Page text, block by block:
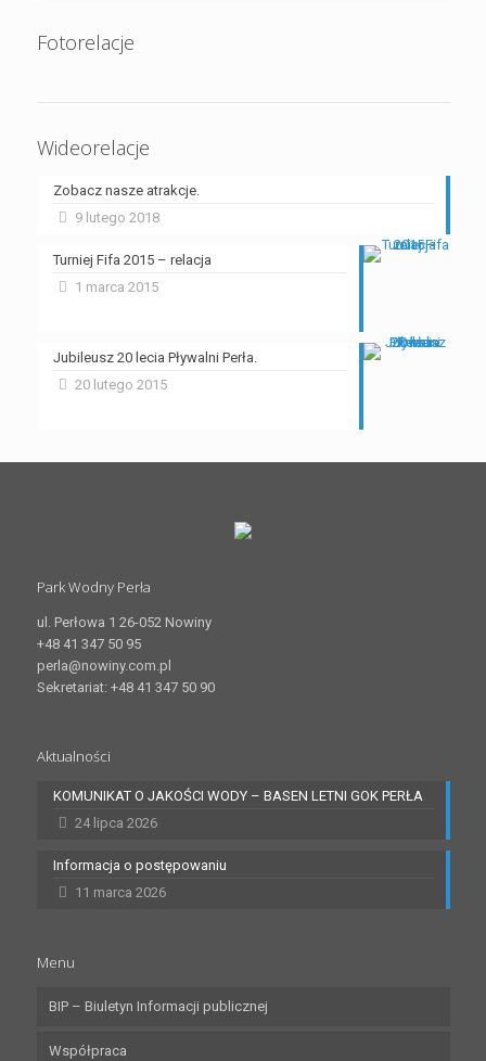
Fotorelacje
Wideorelacje
Zobacz nasze atrakcje.
9 lutego 2018
Turniej Fifa 2015 – relacja
1 marca 2015
Jubileusz 20 lecia Pływalni Perła.
20 lutego 2015
Park Wodny Perła
ul. Perłowa 1 26-052 Nowiny
+48 41 347 50 95
perla@nowiny.com.pl
Sekretariat: +48 41 347 50 90
Aktualności
KOMUNIKAT O JAKOŚCI WODY – BASEN LETNI GOK PERŁA
24 lipca 2026
Informacja o postępowaniu
11 marca 2026
Menu
BIP – Biuletyn Informacji publicznej
Współpraca